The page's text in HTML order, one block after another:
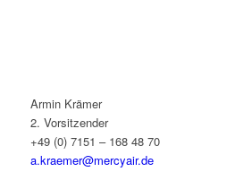
Armin Krämer
2. Vorsitzender
+49 (0) 7151 – 168 48 70
a.kraemer@mercyair.de